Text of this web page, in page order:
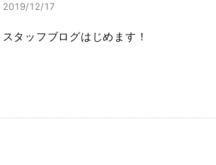
2019/12/17
スタッフブログはじめます！